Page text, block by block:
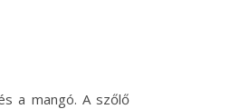
a mangó. A szőlő